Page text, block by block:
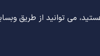
می توانید از طریق